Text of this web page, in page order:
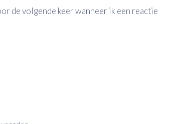
de volgende keer wanneer ik een reactie